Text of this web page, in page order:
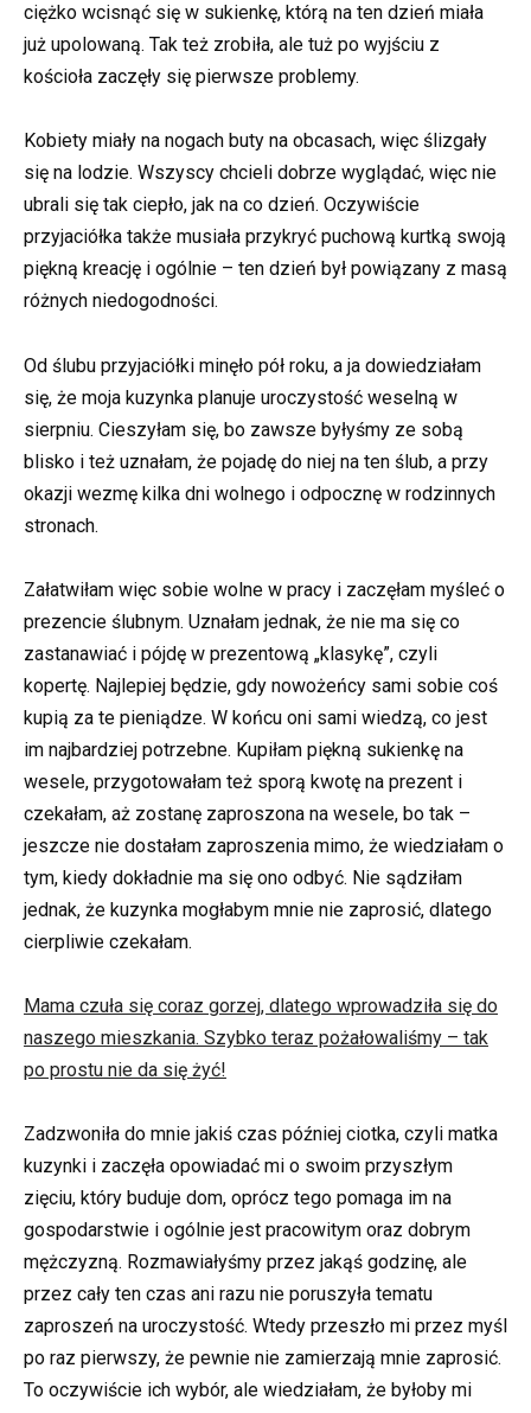
ciężko wcisnąć się w sukienkę, którą na ten dzień miała
już upolowaną. Tak też zrobiła, ale tuż po wyjściu z
kościoła zaczęły się pierwsze problemy.
Kobiety miały na nogach buty na obcasach, więc ślizgały
się na lodzie. Wszyscy chcieli dobrze wyglądać, więc nie
ubrali się tak ciepło, jak na co dzień. Oczywiście
przyjaciółka także musiała przykryć puchową kurtką swoją
piękną kreację i ogólnie – ten dzień był powiązany z masą
różnych niedogodności.
Od ślubu przyjaciółki minęło pół roku, a ja dowiedziałam
się, że moja kuzynka planuje uroczystość weselną w
sierpniu. Cieszyłam się, bo zawsze byłyśmy ze sobą
blisko i też uznałam, że pojadę do niej na ten ślub, a przy
okazji wezmę kilka dni wolnego i odpocznę w rodzinnych
stronach.
Załatwiłam więc sobie wolne w pracy i zaczęłam myśleć o
prezencie ślubnym. Uznałam jednak, że nie ma się co
zastanawiać i pójdę w prezentową „klasykę”, czyli
kopertę. Najlepiej będzie, gdy nowożeńcy sami sobie coś
kupią za te pieniądze. W końcu oni sami wiedzą, co jest
im najbardziej potrzebne. Kupiłam piękną sukienkę na
wesele, przygotowałam też sporą kwotę na prezent i
czekałam, aż zostanę zaproszona na wesele, bo tak –
jeszcze nie dostałam zaproszenia mimo, że wiedziałam o
tym, kiedy dokładnie ma się ono odbyć. Nie sądziłam
jednak, że kuzynka mogłabym mnie nie zaprosić, dlatego
cierpliwie czekałam.
Mama czuła się coraz gorzej, dlatego wprowadziła się do
naszego mieszkania. Szybko teraz pożałowaliśmy – tak
po prostu nie da się żyć!
Zadzwoniła do mnie jakiś czas później ciotka, czyli matka
kuzynki i zaczęła opowiadać mi o swoim przyszłym
zięciu, który buduje dom, oprócz tego pomaga im na
gospodarstwie i ogólnie jest pracowitym oraz dobrym
mężczyzną. Rozmawiałyśmy przez jakąś godzinę, ale
przez cały ten czas ani razu nie poruszyła tematu
zaproszeń na uroczystość. Wtedy przeszło mi przez myśl
po raz pierwszy, że pewnie nie zamierzają mnie zaprosić.
To oczywiście ich wybór, ale wiedziałam, że byłoby mi